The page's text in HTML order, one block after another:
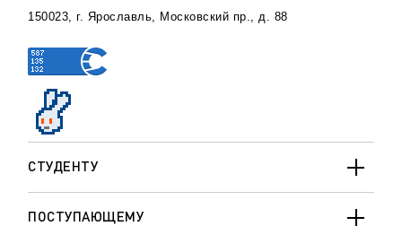
СТУДЕНТУ
ПОСТУПАЮЩЕМУ
150023, г. Ярославль, Московский пр., д. 88